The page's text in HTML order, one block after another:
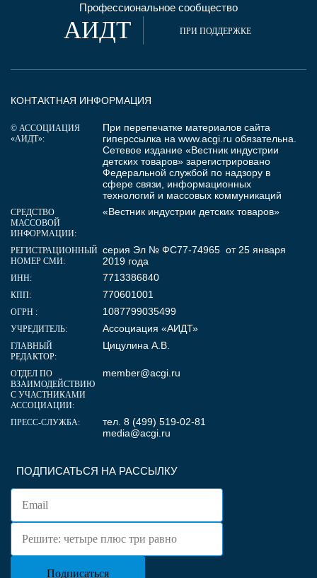
Профессиональное сообщество
АИДТ ПРИ ПОДДЕРЖКЕ
ПОДПИСАТЬСЯ НА РАССЫЛКУ
КОНТАКТНАЯ ИНФОРМАЦИЯ
© АССОЦИАЦИЯ
«АИДТ»:
При перепечатке материалов сайта
гиперссылка на www.acgi.ru обязательна.
Сетевое издание «Вестник индустрии
детских товаров» зарегистрировано
Федеральной службой по надзору в
сфере связи, информационных
технологий и массовых коммуникаций
СРЕДСТВО
МАССОВОЙ
ИНФОРМАЦИИ:
«Вестник индустрии детских товаров»
РЕГИСТРАЦИОННЫЙ
НОМЕР СМИ:
серия Эл № ФС77-74965 от 25 января
2019 года
ИНН: 7713386840
КПП: 770601001
ОГРН : 1087799035499
УЧРЕДИТЕЛЬ: Ассоциация «АИДТ»
ГЛАВНЫЙ
РЕДАКТОР:
Цицулина А.В.
ОТДЕЛ ПО
ВЗАИМОДЕЙСТВИЮ
С УЧАСТНИКАМИ
АССОЦИАЦИИ:
member@acgi.ru
ПРЕСС-СЛУЖБА:
тел. 8 (499) 519-02-81
media@acgi.ru